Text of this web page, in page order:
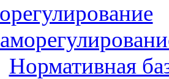
Нормативная